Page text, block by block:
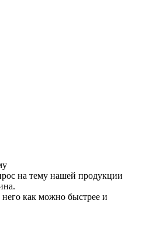
на тему нашей продукции
как можно быстрее и